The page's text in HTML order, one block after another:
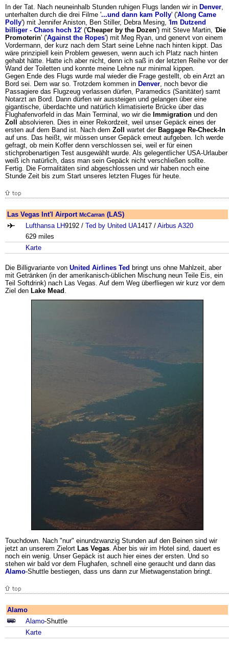
In der Tat. Nach neuneinhalb Stunden ruhigen Flugs landen wir in Denver,
unterhalten durch die drei Filme '...und dann kam Polly' ('Along Came
Polly') mit Jennifer Aniston, Ben Stiller, Debra Mesing, ' Im Dutzend
billiger - Chaos hoch 12' ('Cheaper by the Dozen') mit Steve Martin, 'Die
Promoterin' ('Against the Ropes') mit Meg Ryan, und genervt von einem
Vordermann, der kurz nach dem Start seine Lehne nach hinten kippt. Das
wäre prinzipiell kein Problem gewesen, wenn auch ich Platz nach hinten
gehabt hätte. Hatte ich aber nicht, denn ich saß in der letzten Reihe vor der
Wand der Toiletten und konnte meine Lehne nur minimal kippen.
Gegen Ende des Flugs wurde mal wieder die Frage gestellt, ob ein Arzt an
Bord sei. Dem war so. Trotzdem kommen in Denver, noch bevor die
Passagiere das Flugzeug verlassen dürfen, Paramedics (Sanitäter) samt
Notarzt an Bord. Dann dürfen wir aussteigen und gelangen über eine
gigantische, überdachte und natürlich klimatisierte Brücke über das
Flughafenvorfeld in das Main Terminal, wo wir die Immigration und den
Zoll
absolvieren. Dies in einer Rekordzeit, weil unser Gepäck eines der
ersten auf dem Band ist. Nach dem Zoll wartet der Baggage Re-Check-In
auf uns. Das heißt, wir müssen unser Gepäck erneut aufgeben. Ich werde
gefragt, ob mein Koffer denn verschlossen sei, weil er für einen
stichprobenartigen Test ausgewählt wurde. Als gelegentlicher USA-Urlauber
weiß ich natürlich, dass man sein Gepäck nicht verschließen sollte.
Fertig. Die Formalitäten sind abgeschlossen und wir haben noch eine
Stunde Zeit bis zum Start unseres letzten Fluges für heute.
Las Vegas Int'l Airport McCarran (LAS)
Lufthansa LH9192 / Ted by United UA1417 / Airbus A320
629 miles
Karte
Die Billigvariante von United Airlines Ted bringt uns ohne Mahlzeit, aber
mit Getränken (in der amerikanisch-üblichen Mischung neun Teile Eis, ein
Teil Softdrink) nach Las Vegas. Auf dem Weg überfliegen wir kurz vor dem
Ziel den Lake Mead .
Touchdown. Nach "nur" einundzwanzig Stunden auf den Beinen sind wir
jetzt an unserem Zielort Las Vegas. Aber bis wir im Hotel sind, dauert es
noch ein wenig. Unser Gepäck ist auch hier eines der ersten. Und so
stehen wir bald vor dem Flughafen, schnell eine geraucht und dann das
Alamo-Shuttle bestiegen, dass uns dann zur Mietwagenstation bringt.
Alamo
Alamo-Shuttle
Karte